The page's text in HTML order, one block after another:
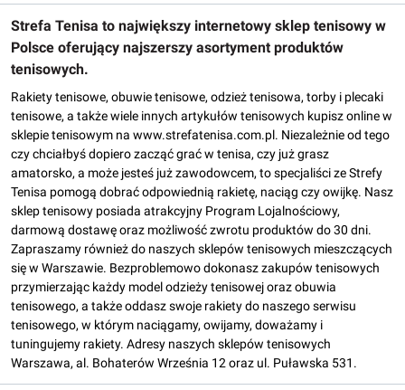
Strefa Tenisa to największy internetowy sklep tenisowy w
Polsce oferujący najszerszy asortyment produktów
tenisowych.
Rakiety tenisowe, obuwie tenisowe, odzież tenisowa, torby i plecaki
tenisowe, a także wiele innych artykułów tenisowych kupisz online w
sklepie tenisowym na www.strefatenisa.com.pl. Niezależnie od tego
czy chciałbyś dopiero zacząć grać w tenisa, czy już grasz
amatorsko, a może jesteś już zawodowcem, to specjaliści ze Strefy
Tenisa pomogą dobrać odpowiednią rakietę, naciąg czy owijkę. Nasz
sklep tenisowy posiada atrakcyjny Program Lojalnościowy,
darmową dostawę oraz możliwość zwrotu produktów do 30 dni.
Zapraszamy również do naszych sklepów tenisowych mieszczących
się w Warszawie. Bezproblemowo dokonasz zakupów tenisowych
przymierzając każdy model odzieży tenisowej oraz obuwia
tenisowego, a także oddasz swoje rakiety do naszego serwisu
tenisowego, w którym naciągamy, owijamy, doważamy i
tuningujemy rakiety. Adresy naszych sklepów tenisowych
Warszawa, al. Bohaterów Września 12 oraz ul. Puławska 531.